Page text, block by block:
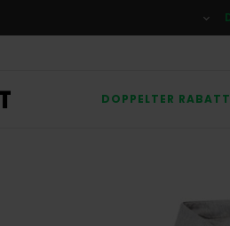
DOPPELTER RABATT